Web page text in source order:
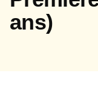
ans)